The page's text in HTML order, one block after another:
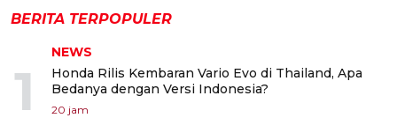
BERITA TERPOPULER
1
NEWS
Honda Rilis Kembaran Vario Evo di Thailand, Apa
Bedanya dengan Versi Indonesia?
20 jam